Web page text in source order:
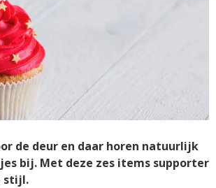
de deur en daar horen natuurlijk
bij. Met deze zes items supporter
stijl.